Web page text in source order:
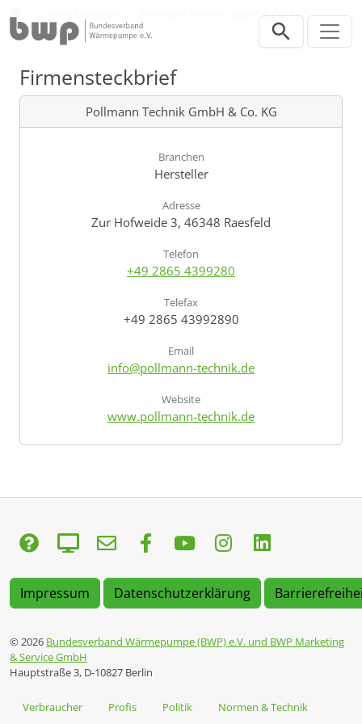
Pollmann Technik GmbH & Co. KG
Firmensteckbrief
Pollmann Technik GmbH & Co. KG
Branchen
Hersteller
Adresse
Zur Hofweide 3, 46348 Raesfeld
Telefon
+49 2865 4399280
Telefax
+49 2865 43992890
Email
info@pollmann-technik.de
Website
www.pollmann-technik.de
Impressum Datenschutzerklärung
© 2026 Bundesverband Wärmepumpe (BWP) e.V. und BWP Marketing
& Service GmbH
Hauptstraße 3, D-10827 Berlin
Verbraucher Profis Politik Normen & Technik